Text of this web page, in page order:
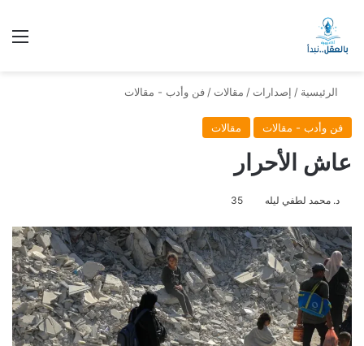
الرئيسية / إصدارات / مقالات / فن وأدب - مقالات
فن وأدب - مقالات مقالات
عاش الأحرار
د. محمد لطفي ليله 35